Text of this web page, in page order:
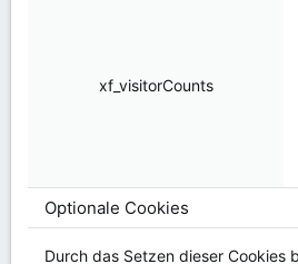
xf_visitorCounts
Optionale Cookies
Durch das Setzen dieser Cookies